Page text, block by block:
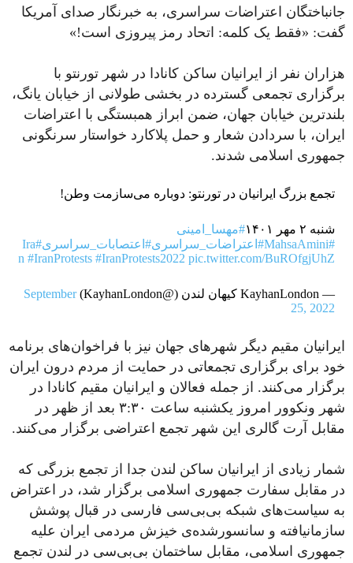
جانباختگان اعتراضات سراسری، به خبرنگار صدای آمریکا
گفت: «فقط یک کلمه: اتحاد رمز پیروزی است!»
هزاران نفر از ایرانیان ساکن کانادا در شهر تورنتو با
برگزاری تجمعی گسترده در بخشی طولانی از خیابان یانگ،
بلندترین خیابان جهان، ضمن ابراز همبستگی با اعتراضات
ایران، با سردادن شعار و حمل پلاکارد خواستار سرنگونی
جمهوری اسلامی شدند.
تجمع بزرگ ایرانیان در تورنتو: دوباره می‌سازمت وطن!
شنبه ۲ مهر ۱۴۰۱
#مهسا_امینی
#MahsaAmini
#اعتراضات_سراسری#اعتصابات_سراسری #Ira
n #IranProtests #IranProtests2022 pic.twitter.com/BuROfgjUhZ
— KayhanLondon کیهان لندن (@KayhanLondon)
September
25, 2022
ایرانیان مقیم دیگر شهرهای جهان نیز با فراخوان‌های برنامه
خود برای برگزاری تجمعاتی در حمایت از مردم درون ایران
برگزار می‌کنند. از جمله فعالان و ایرانیان مقیم کانادا در
شهر ونکوور امروز یکشنبه ساعت ۳:۳۰ بعد از ظهر در
مقابل آرت گالری این شهر تجمع اعتراضی برگزار می‌کنند.
شمار زیادی از ایرانیان ساکن لندن جدا از تجمع بزرگی که
در مقابل سفارت جمهوری اسلامی برگزار شد، در اعتراض
به سیاست‌های شبکه بی‌بی‌سی فارسی در قبال پوشش
سازمانیافته و سانسورشده‌ی خیزش مردمی ایران علیه
جمهوری اسلامی، مقابل ساختمان بی‌بی‌سی در لندن تجمع